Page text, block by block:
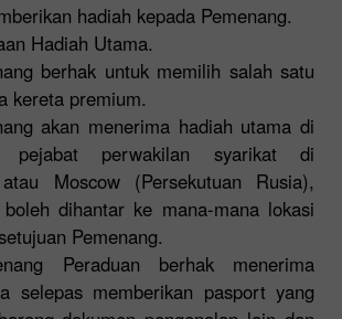
hadiah kepada Pemenang.
Hadiah Utama.
berhak untuk memilih salah satu
kereta premium.
akan menerima hadiah utama di
pejabat perwakilan syarikat di
Moscow (Persekutuan Rusia),
dihantar ke mana-mana lokasi
Pemenang.
Peraduan berhak menerima
selepas memberikan pasport yang